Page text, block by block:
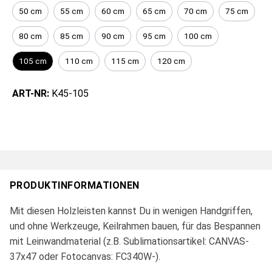
50 cm 55 cm 60 cm 65 cm 70 cm 75 cm
80 cm 85 cm 90 cm 95 cm 100 cm
105 cm 110 cm 115 cm 120 cm
ART-NR: K45-105
PRODUKTINFORMATIONEN
Mit diesen Holzleisten kannst Du in wenigen Handgriffen,
und ohne Werkzeuge, Keilrahmen bauen, für das Bespannen
mit Leinwandmaterial (z.B. Sublimationsartikel: CANVAS-
37x47 oder Fotocanvas: FC340W-).